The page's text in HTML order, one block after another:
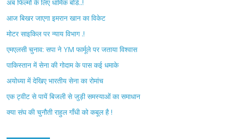
o
o
e
r
अब फिल्मों के लिए धार्मिक बोर्ड..!
आज बिखर जाएगा इमरान खान का विकेट
मोटर साइकिल पर न्याय विभाग .!
एमएलसी चुनाव: सपा ने YM फार्मूले पर जताया विश्वास
पाकिस्तान में सेना की गोदाम के पास कई धमाके
अयोध्या में देखिए भारतीय सेना का रोमांच
एक ट्वीट से पायें बिजली से जुड़ी समस्याओं का समाधान
क्या संघ की चुनौती राहुल गाँधी को कबूल है !